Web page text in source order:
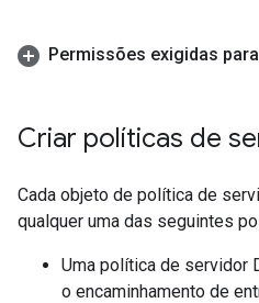
Permissões exigidas
Criar políticas de
Cada objeto de política de
qualquer uma das seguintes
Uma política de servidor
o encaminhamento de